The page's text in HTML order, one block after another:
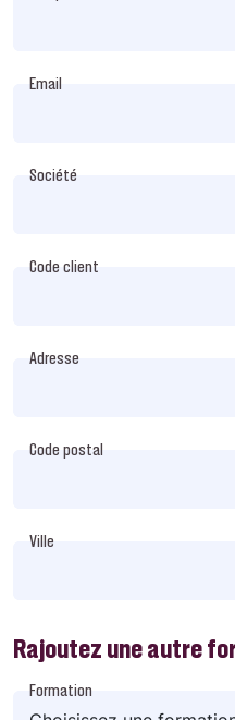
Email
Société
Code client
Adresse
Code postal
Ville
Rajoutez une autre
Formation